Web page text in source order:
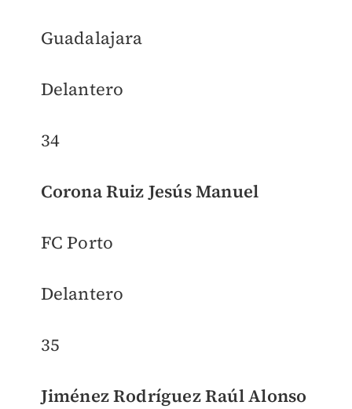
Guadalajara
Delantero
34
Corona Ruiz Jesús Manuel
FC Porto
Delantero
35
Jiménez Rodríguez Raúl Alonso